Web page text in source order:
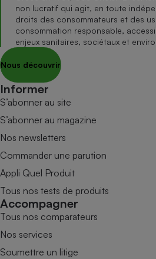
non lucratif qui agit, en toute
droits des consommateurs et des
consommation responsable,
enjeux sanitaires, sociétaux et
Nous découvrir
Informer
S’abonner au site
S’abonner au magazine
Nos newsletters
Commander une parution
Appli Quel Produit
Tous nos tests de produits
Accompagner
Tous nos comparateurs
Nos services
Soumettre un litige